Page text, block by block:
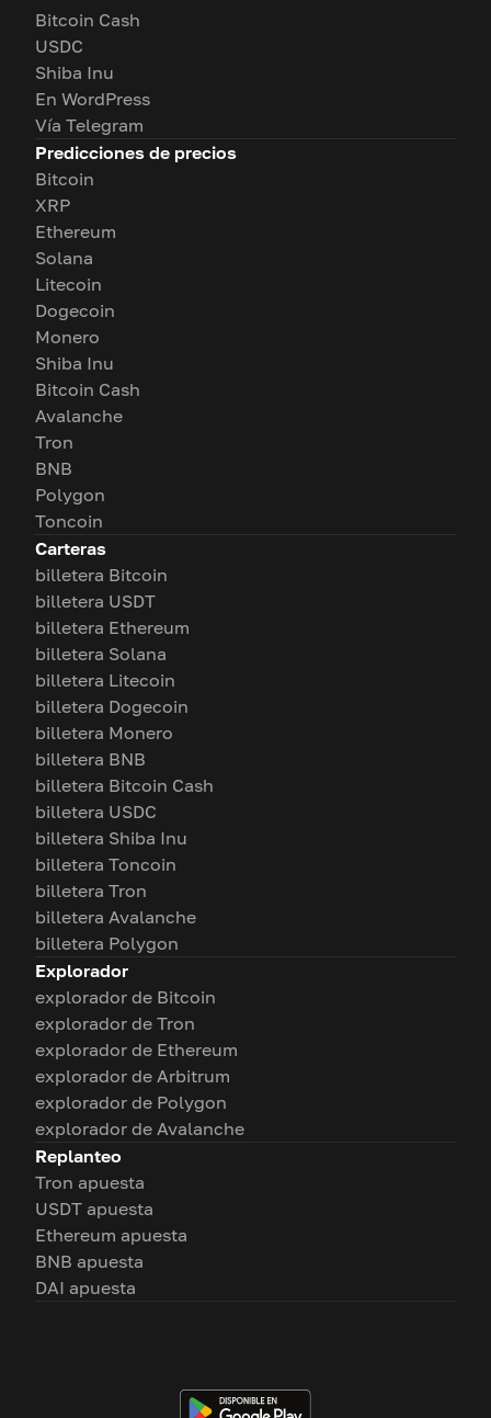
Bitcoin Cash
USDC
Shiba Inu
En WordPress
Vía Telegram
Predicciones de precios
Bitcoin
XRP
Ethereum
Solana
Litecoin
Dogecoin
Monero
Shiba Inu
Bitcoin Cash
Avalanche
Tron
BNB
Polygon
Toncoin
Carteras
billetera Bitcoin
billetera USDT
billetera Ethereum
billetera Solana
billetera Litecoin
billetera Dogecoin
billetera Monero
billetera BNB
billetera Bitcoin Cash
billetera USDC
billetera Shiba Inu
billetera Toncoin
billetera Tron
billetera Avalanche
billetera Polygon
Explorador
explorador de Bitcoin
explorador de Tron
explorador de Ethereum
explorador de Arbitrum
explorador de Polygon
explorador de Avalanche
Replanteo
Tron apuesta
USDT apuesta
Ethereum apuesta
BNB apuesta
DAI apuesta